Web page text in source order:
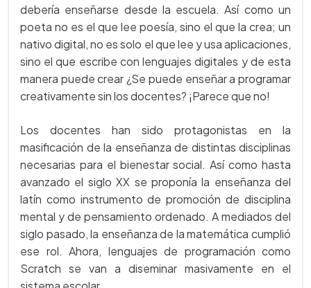
debería enseñarse desde la escuela. Así como un
poeta no es el que lee poesía, sino el que la crea; un
nativo digital, no es solo el que lee y usa aplicaciones,
sino el que escribe con lenguajes digitales y de esta
manera puede crear ¿Se puede enseñar a programar
creativamente sin los docentes? ¡Parece que no!
Los docentes han sido protagonistas en la
masificación de la enseñanza de distintas disciplinas
necesarias para el bienestar social. Así como hasta
avanzado el siglo XX se proponía la enseñanza del
latín como instrumento de promoción de disciplina
mental y de pensamiento ordenado. A mediados del
siglo pasado, la enseñanza de la matemática cumplió
ese rol. Ahora, lenguajes de programación como
Scratch se van a diseminar masivamente en el